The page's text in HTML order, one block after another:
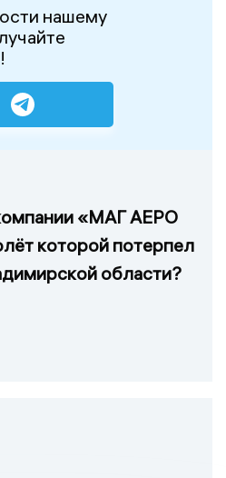
нашему
«МАГ АЕРО
которой потерпел
области?